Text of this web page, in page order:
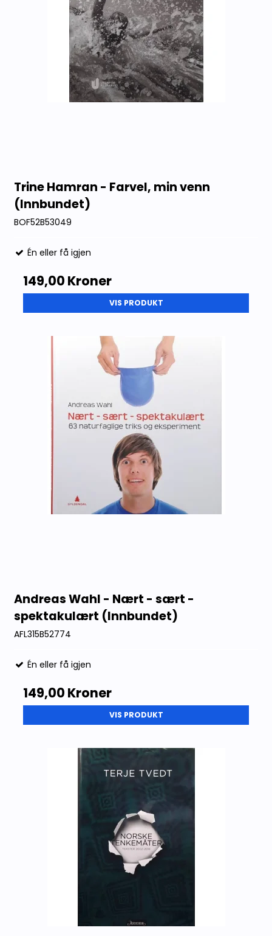
Trine Hamran - Farvel, min venn
(Innbundet)
BOF52B53049
Én eller få igjen
149,00 Kroner
VIS PRODUKT
Andreas Wahl - Nært - sært -
spektakulært (Innbundet)
AFL315B52774
Én eller få igjen
149,00 Kroner
VIS PRODUKT